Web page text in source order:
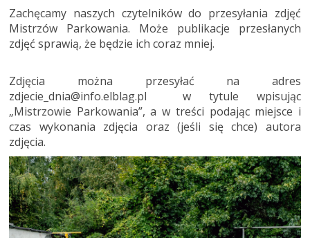
Zachęcamy naszych czytelników do przesyłania zdjęć
Mistrzów Parkowania. Może publikacje przesłanych
zdjęć sprawią, że będzie ich coraz mniej.
Zdjęcia można przesyłać na adres
zdjecie_dnia@info.elblag.pl w tytule wpisując
„Mistrzowie Parkowania”, a w treści podając miejsce i
czas wykonania zdjęcia oraz (jeśli się chce) autora
zdjęcia.